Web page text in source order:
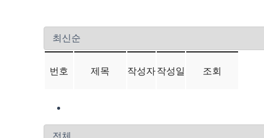
번호 제목 작성자작성일 조회